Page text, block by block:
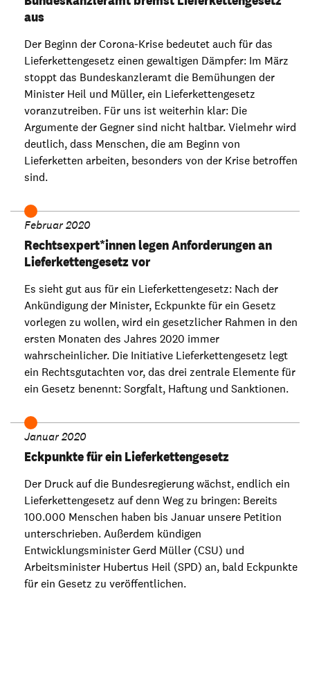
aus
Der Beginn der Corona-Krise bedeutet auch für das
Lieferkettengesetz einen gewaltigen Dämpfer: Im März
stoppt das Bundeskanzleramt die Bemühungen der
Minister Heil und Müller, ein Lieferkettengesetz
voranzutreiben. Für uns ist weiterhin klar: Die
Argumente der Gegner sind nicht haltbar. Vielmehr wird
deutlich, dass Menschen, die am Beginn von
Lieferketten arbeiten, besonders von der Krise betroffen
sind.
Februar 2020
Rechtsexpert*innen legen Anforderungen an
Lieferkettengesetz vor
Es sieht gut aus für ein Lieferkettengesetz: Nach der
Ankündigung der Minister, Eckpunkte für ein Gesetz
vorlegen zu wollen, wird ein gesetzlicher Rahmen in den
ersten Monaten des Jahres 2020 immer
wahrscheinlicher. Die Initiative Lieferkettengesetz legt
ein Rechtsgutachten vor, das drei zentrale Elemente für
ein Gesetz benennt: Sorgfalt, Haftung und Sanktionen.
Januar 2020
Eckpunkte für ein Lieferkettengesetz
Der Druck auf die Bundesregierung wächst, endlich ein
Lieferkettengesetz auf denn Weg zu bringen: Bereits
100.000 Menschen haben bis Januar unsere Petition
unterschrieben. Außerdem kündigen
Entwicklungsminister Gerd Müller (CSU) und
Arbeitsminister Hubertus Heil (SPD) an, bald Eckpunkte
für ein Gesetz zu veröffentlichen.